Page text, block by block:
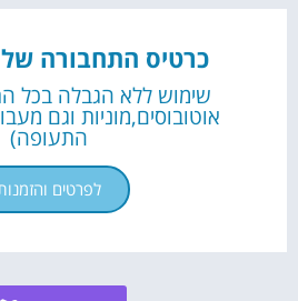
כרטיס התחבורה
שימוש ללא הגבלה בכל
אוטובוסים,מוניות וגם
התעופה)
לפרטים